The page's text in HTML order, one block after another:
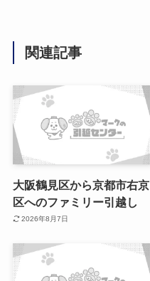
関連記事
大阪鶴見区から京都市右京
区へのファミリー引越し
2026年8月7日